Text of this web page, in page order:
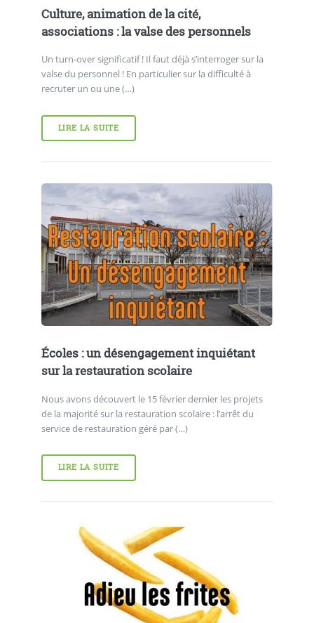
Culture, animation de la cité,
associations : la valse des personnels
Un turn-over significatif ! Il faut déjà s’interroger sur la
valse du personnel ! En particulier sur la difficulté à
recruter un ou une (…)
LIRE LA SUITE
Écoles : un désengagement inquiétant
sur la restauration scolaire
Nous avons découvert le 15 février dernier les projets
de la majorité sur la restauration scolaire : l’arrêt du
service de restauration géré par (…)
LIRE LA SUITE